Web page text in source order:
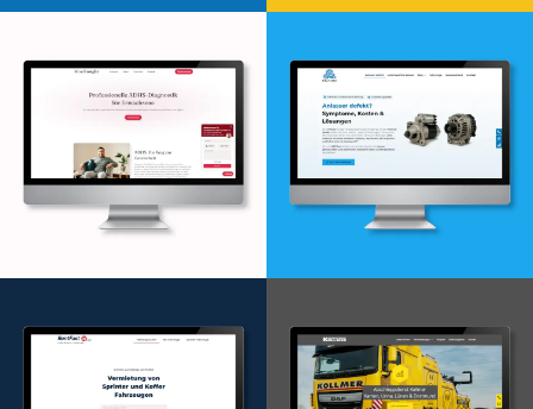
Webdesign & -entwicklung Webdesign & -entwicklung
Webdesign & -entwicklung Webdesign & -entwicklung